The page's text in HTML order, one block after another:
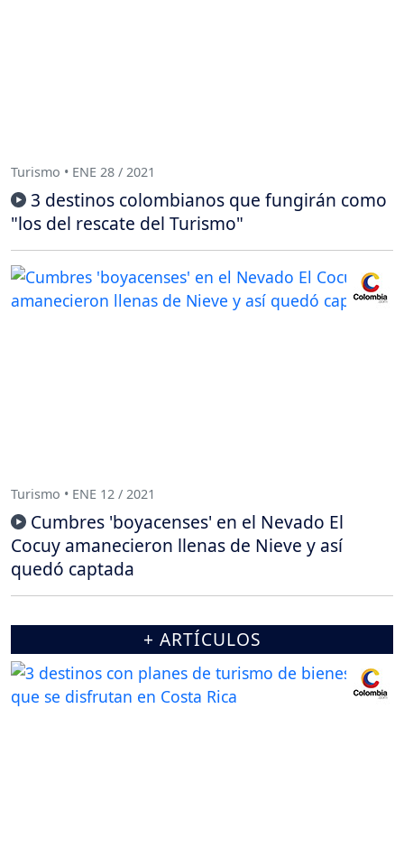
Turismo • ENE 28 / 2021
3 destinos colombianos que fungirán como
"los del rescate del Turismo"
Turismo • ENE 12 / 2021
Cumbres 'boyacenses' en el Nevado El
Cocuy amanecieron llenas de Nieve y así
quedó captada
+ ARTÍCULOS